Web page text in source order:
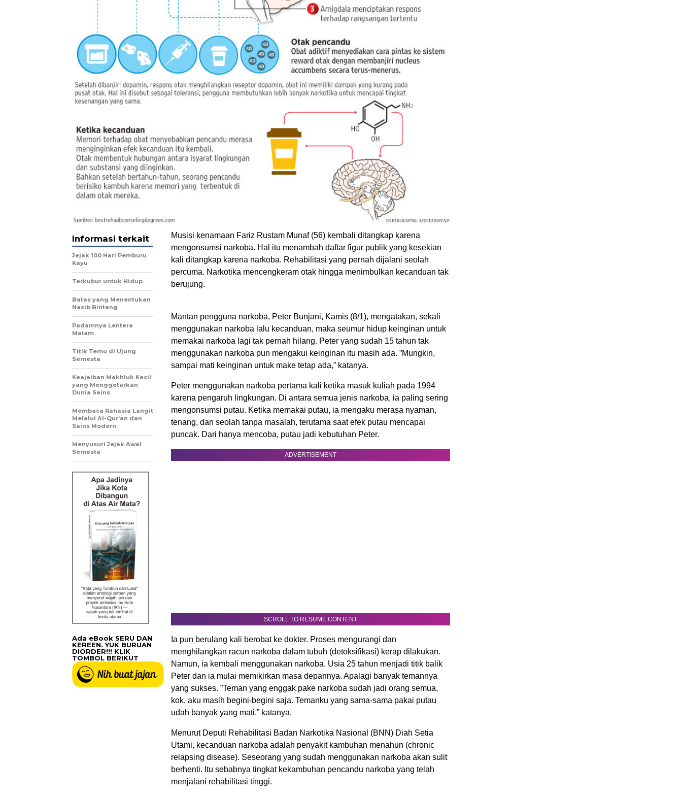
Musisi kenamaan Fariz Rustam Munaf (56) kembali ditangkap karena
mengonsumsi narkoba. Hal itu menambah daftar figur publik yang kesekian
kali ditangkap karena narkoba. Rehabilitasi yang pernah dijalani seolah
percuma. Narkotika mencengkeram otak hingga menimbulkan kecanduan tak
berujung.
Mantan pengguna narkoba, Peter Bunjani, Kamis (8/1), mengatakan, sekali
menggunakan narkoba lalu kecanduan, maka seumur hidup keinginan untuk
memakai narkoba lagi tak pernah hilang. Peter yang sudah 15 tahun tak
menggunakan narkoba pun mengakui keinginan itu masih ada. ”Mungkin,
sampai mati keinginan untuk make tetap ada,” katanya.
Peter menggunakan narkoba pertama kali ketika masuk kuliah pada 1994
karena pengaruh lingkungan. Di antara semua jenis narkoba, ia paling sering
mengonsumsi putau. Ketika memakai putau, ia mengaku merasa nyaman,
tenang, dan seolah tanpa masalah, terutama saat efek putau mencapai
puncak. Dari hanya mencoba, putau jadi kebutuhan Peter.
ADVERTISEMENT
SCROLL TO RESUME CONTENT
Ia pun berulang kali berobat ke dokter. Proses mengurangi dan
menghilangkan racun narkoba dalam tubuh (detoksifikasi) kerap dilakukan.
Namun, ia kembali menggunakan narkoba. Usia 25 tahun menjadi titik balik
Peter dan ia mulai memikirkan masa depannya. Apalagi banyak temannya
yang sukses. ”Teman yang enggak pake narkoba sudah jadi orang semua,
kok, aku masih begini-begini saja. Temanku yang sama-sama pakai putau
udah banyak yang mati,” katanya.
Menurut Deputi Rehabilitasi Badan Narkotika Nasional (BNN) Diah Setia
Utami, kecanduan narkoba adalah penyakit kambuhan menahun (chronic
relapsing disease). Seseorang yang sudah menggunakan narkoba akan sulit
berhenti. Itu sebabnya tingkat kekambuhan pencandu narkoba yang telah
menjalani rehabilitasi tinggi.
Informasi terkait
Jejak 100 Hari Pemburu
Kayu
Terkubur untuk Hidup
Batas yang Menentukan
Nasib Bintang
Padamnya Lentera
Malam
Titik Temu di Ujung
Semesta
Keajaiban Makhluk Kecil
yang Menggetarkan
Dunia Sains
Membaca Rahasia Langit
Melalui Al-Qur’an dan
Sains Modern
Menyusuri Jejak Awal
Semesta
Ada eBook SERU DAN
KEREEN. YUK BURUAN
DIORDER!!! KLIK
TOMBOL BERIKUT